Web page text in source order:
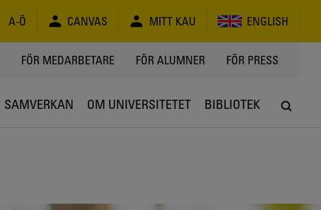
A-Ö CANVAS MITT KAU ENGLISH
FÖR MEDARBETARE FÖR ALUMNER FÖR PRESS
SAMVERKAN OM UNIVERSITETET BIBLIOTEK